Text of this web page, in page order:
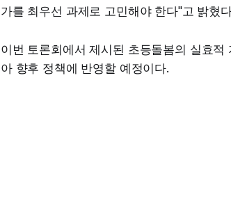
가를 최우선 과제로 고민해야 한다"고 밝혔
이번 토론회에서 제시된 초등돌봄의 실효
아 향후 정책에 반영할 예정이다.